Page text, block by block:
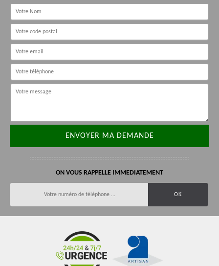
ON VOUS RAPPELLE IMMEDIATEMENT